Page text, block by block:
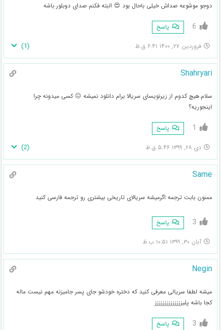
دوجو موشوعه صداش خیلی باحال بود 😍 البته فکنم صدای دوبلور باشه
6 پاسخ
فروردین ۲۷, ۱۴۰۰ ۶:۴۱ ق.ظ (
1
)
Shahryari
سلام.هیچ کدوم از زیرنویسای سریالا برام دانلود نمیشه 😐 کسی میدونه چرا
اینجوریه؟
1 پاسخ
دی ۲۸, ۱۳۹۹ ۵:۴۶ ق.ظ (
2
)
Same
ممنون بابت ترجمه اگرمیشه سریالای تاریخی بیشتری رو ترجمه فارسی کنید
3 پاسخ
آبان ۳۰, ۱۳۹۹ ۱۰:۵۱ ب.ظ
Negin
میشه لطفا سریالی معرفی کنید که دختره خودشو جای پسر جامیزنه مهم نیست ماله
کجا باشه پلیزززززززززززززز
3 پاسخ